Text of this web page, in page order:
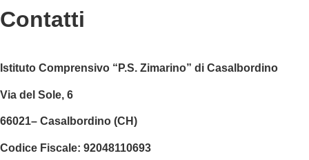
Contatti
Istituto Comprensivo “P.S. Zimarino” di Casalbordino
Via del Sole, 6
66021– Casalbordino (CH)
Codice Fiscale: 92048110693